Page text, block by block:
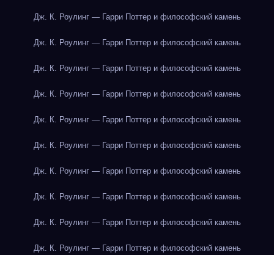
Дж. К. Роулинг — Гарри Поттер и философский камень
Дж. К. Роулинг — Гарри Поттер и философский камень
Дж. К. Роулинг — Гарри Поттер и философский камень
Дж. К. Роулинг — Гарри Поттер и философский камень
Дж. К. Роулинг — Гарри Поттер и философский камень
Дж. К. Роулинг — Гарри Поттер и философский камень
Дж. К. Роулинг — Гарри Поттер и философский камень
Дж. К. Роулинг — Гарри Поттер и философский камень
Дж. К. Роулинг — Гарри Поттер и философский камень
Дж. К. Роулинг — Гарри Поттер и философский камень